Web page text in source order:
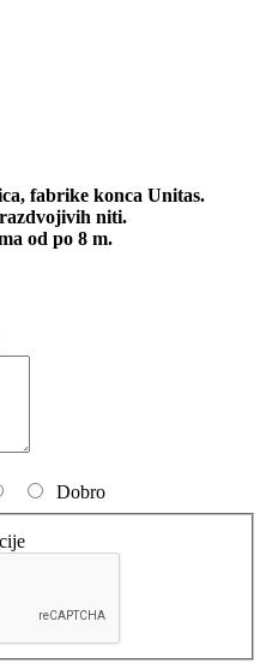
fabrike konca Unitas.
razdvojivih niti.
od po 8 m.
Dobro